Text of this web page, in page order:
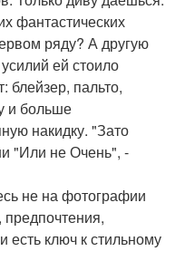
фантастических
ряду? А другую
ей стоило
блейзер, пальто,
и больше
накидку. "Зато
"Или не Очень", -
не на фотографии
есть ключ к стильному